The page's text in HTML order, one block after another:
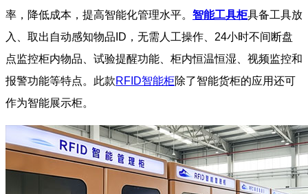
率，降低成本，提高智能化管理水平。 智能工具柜具备工具放
入、取出自动感知物品ID，无需人工操作、24小时不间断盘
点监控柜内物品、试验提醒功能、柜内恒温恒湿、视频监控和
报警功能等特点。此款RFID智能柜除了智能货柜的应用还可
作为智能展示柜。